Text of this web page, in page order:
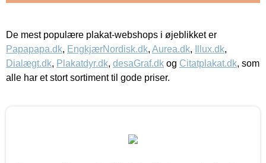
De mest populære plakat-webshops i øjeblikket er
Papapapa.dk, EngkjærNordisk.dk, Aurea.dk, Illux.dk,
Dialægt.dk, Plakatdyr.dk, desaGraf.dk og Citatplakat.dk, som
alle har et stort sortiment til gode priser.